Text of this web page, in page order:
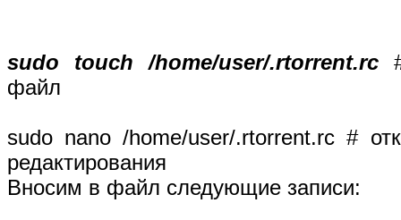
sudo touch /home/user/.rtorrent.rc
файл
sudo nano /home/user/.rtorrent.rc #
редактирования
Вносим в файл следующие записи: